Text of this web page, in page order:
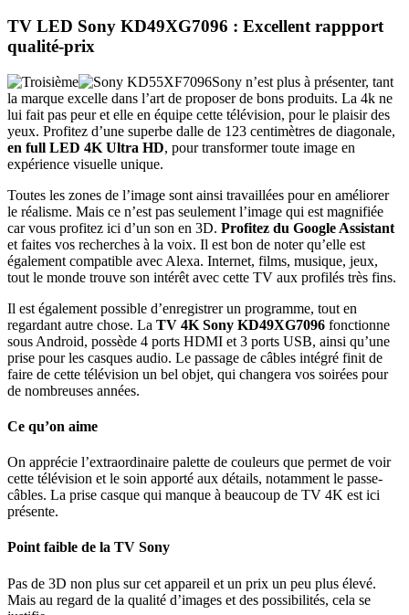
TV LED Sony KD49XG7096 : Excellent rappport
qualité-prix
Sony n’est plus à présenter, tant
la marque excelle dans l’art de proposer de bons produits. La 4k ne
lui fait pas peur et elle en équipe cette télévision, pour le plaisir des
yeux. Profitez d’une superbe dalle de 123 centimètres de diagonale,
en full LED 4K Ultra HD, pour transformer toute image en
expérience visuelle unique.
Toutes les zones de l’image sont ainsi travaillées pour en améliorer
le réalisme. Mais ce n’est pas seulement l’image qui est magnifiée
car vous profitez ici d’un son en 3D. Profitez du Google Assistant
et faites vos recherches à la voix. Il est bon de noter qu’elle est
également compatible avec Alexa. Internet, films, musique, jeux,
tout le monde trouve son intérêt avec cette TV aux profilés très fins.
Il est également possible d’enregistrer un programme, tout en
regardant autre chose. La TV 4K Sony KD49XG7096 fonctionne
sous Android, possède 4 ports HDMI et 3 ports USB, ainsi qu’une
prise pour les casques audio. Le passage de câbles intégré finit de
faire de cette télévision un bel objet, qui changera vos soirées pour
de nombreuses années.
Ce qu’on aime
On apprécie l’extraordinaire palette de couleurs que permet de voir
cette télévision et le soin apporté aux détails, notamment le passe-
câbles. La prise casque qui manque à beaucoup de TV 4K est ici
présente.
Point faible de la TV Sony
Pas de 3D non plus sur cet appareil et un prix un peu plus élevé.
Mais au regard de la qualité d’images et des possibilités, cela se